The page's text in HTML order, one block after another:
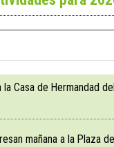
Casa de Hermandad
mañana a la Plaza